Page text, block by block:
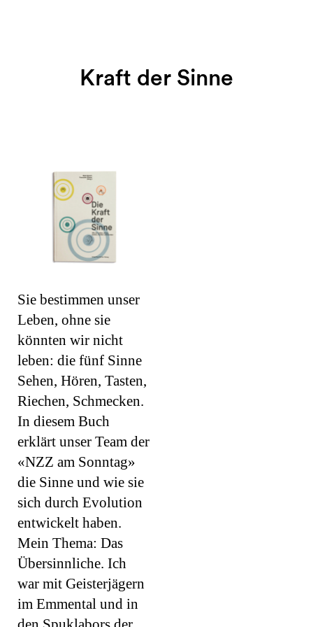
Kraft der Sinne
Sie bestimmen unser
Leben, ohne sie
könnten wir nicht
leben: die fünf Sinne
Sehen, Hören, Tasten,
Riechen, Schmecken.
In diesem Buch
erklärt unser Team der
«NZZ am Sonntag»
die Sinne und wie sie
sich durch Evolution
entwickelt haben.
Mein Thema: Das
Übersinnliche. Ich
war mit Geisterjägern
im Emmental und in